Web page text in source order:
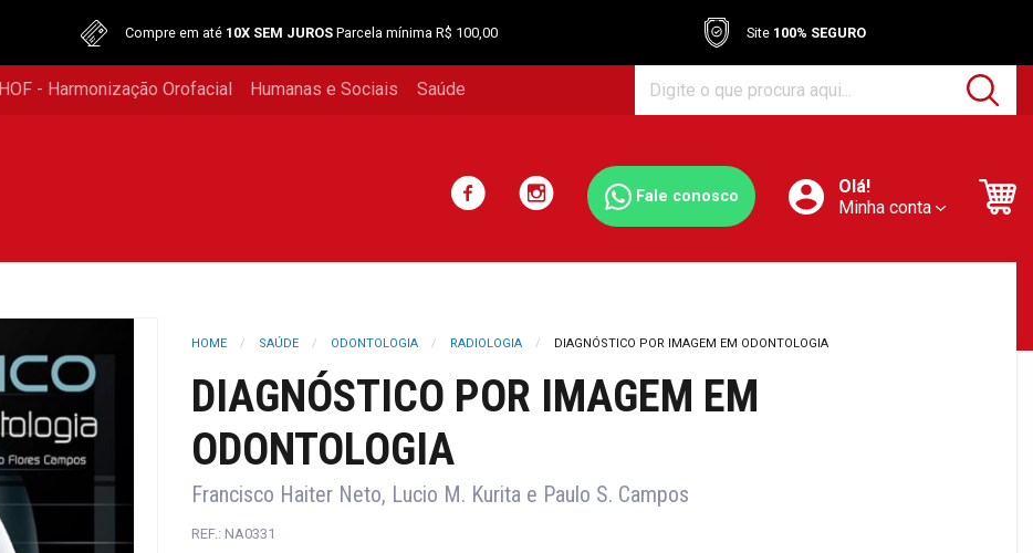
Compre em até 10X SEM JUROS Parcela mínima R$ 100,00 Site 100% SEGURO
HOF - Harmonização Orofacial Humanas e Sociais Saúde
Fale conosco
Olá!
Minha conta
HOME SAÚDE ODONTOLOGIA RADIOLOGIA DIAGNÓSTICO POR IMAGEM EM ODONTOLOGIA
DIAGNÓSTICO POR IMAGEM EM
ODONTOLOGIA
Francisco Haiter Neto, Lucio M. Kurita e Paulo S. Campos
REF.: NA0331